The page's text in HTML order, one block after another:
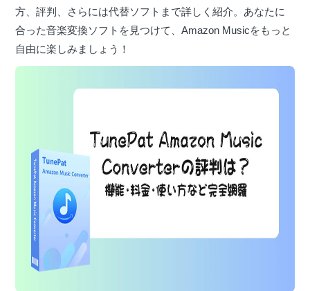
方、評判、さらには代替ソフトまで詳しく紹介。あなたに
合った音楽変換ソフトを見つけて、Amazon Musicをもっと
自由に楽しみましょう！